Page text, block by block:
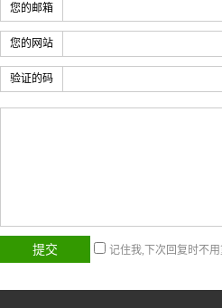
您的邮箱
您的网站
验证的码
记住我,下次回复时不